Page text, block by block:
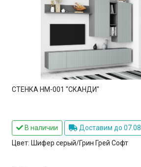
СТЕНКА НМ-001 "СКАНДИ"
В наличии
Доставим до 07.08
Цвет: Шифер серый/Грин Грей Софт